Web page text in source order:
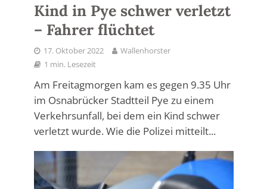
Kind in Pye schwer verletzt
– Fahrer flüchtet
17. Oktober 2022
Wallenhorster
1 min. Lesezeit
Am Freitagmorgen kam es gegen 9.35 Uhr
im Osnabrücker Stadtteil Pye zu einem
Verkehrsunfall, bei dem ein Kind schwer
verletzt wurde. Wie die Polizei mitteilt...